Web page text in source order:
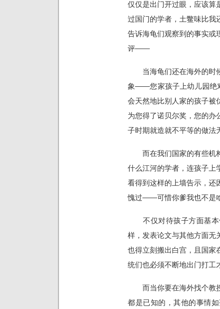
仅仅是出门开过眼，应该算
过国门的学者，土鳖味比我
告诉海龟们观察到的事实或
评——
当海龟们还在海外的时
象——您家孩子上幼儿园绝
会天然地比别人家的孩子被
为您得了诺贝尔奖，您的办
子时期就造就不平等的做法
而在我们国家的有些机
什么江河的学者，连孩子上
看得到这样的上墙告示，还
愧过——可惜你爹我也不是
不仅对待孩子方面基本
样，发表论文与其他方面无
也得立刻搬出白宫，且国家
统们也必须不断地出门打工
而当你要在海外找个教
都是已知的，其他的事情